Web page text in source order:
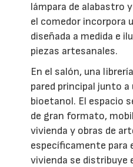
lámpara de alabastro
el comedor incorpora
diseñada a medida e
piezas artesanales.
En el salón, una
pared principal junto a
bioetanol. El espacio
de gran formato,
vivienda y obras de
específicamente para
vivienda se